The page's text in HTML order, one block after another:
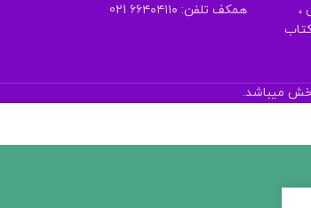
،
بیش از ۱۰۰۰ عنوان کتاب
همکف تلفن: ۶۶۴۰۴۱۱۰ 021
میباشد.